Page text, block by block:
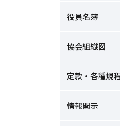
役員名簿
協会組織図
定款・各種規
情報開示